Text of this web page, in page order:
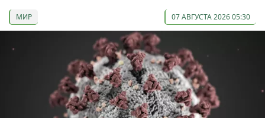
МИР 07 АВГУСТА 2026 05:30